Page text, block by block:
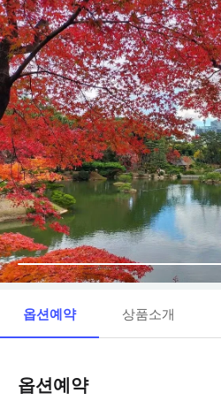
옵션예약 상품소개
옵션예약